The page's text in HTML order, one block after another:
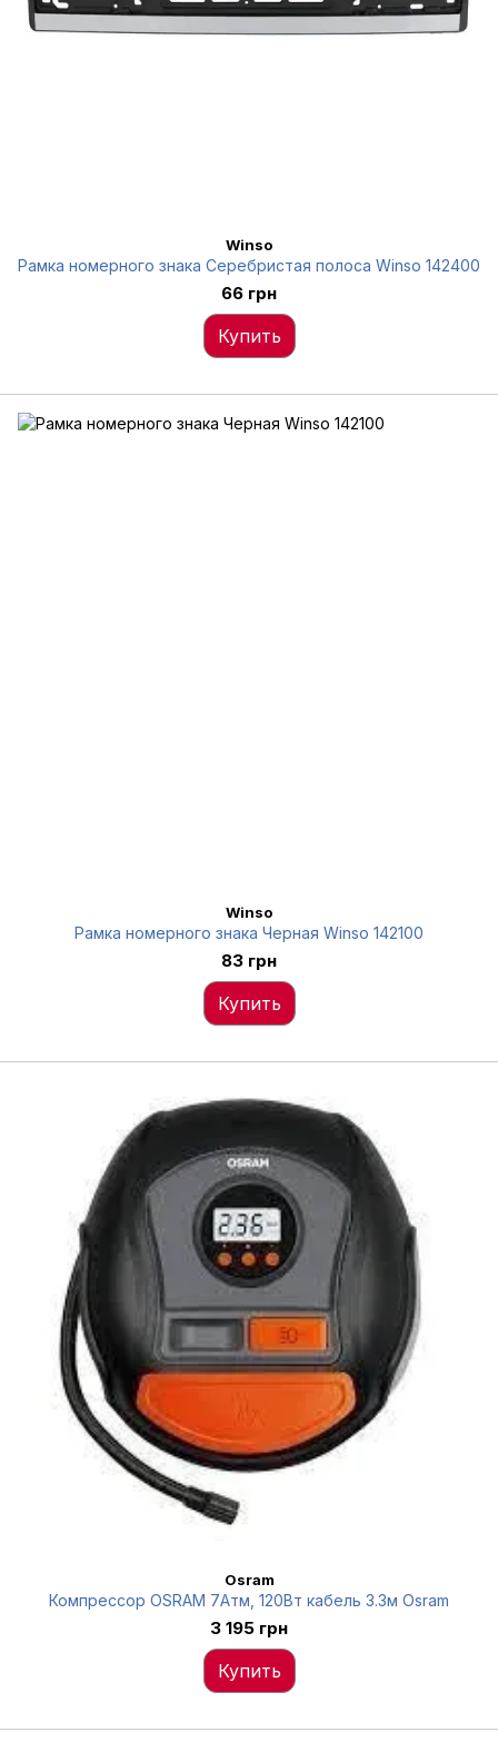
Winso
Рамка номерного знака Серебристая полоса Winso 142400
66 грн
Купить
Winso
Рамка номерного знака Черная Winso 142100
83 грн
Купить
Osram
Компрессор OSRAM 7Атм, 120Вт кабель 3.3м Osram
3 195 грн
Купить